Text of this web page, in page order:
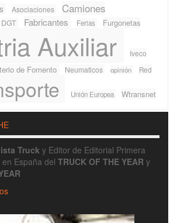
Asociaciones Camiones
DGT Fabricantes Ferias Furgonetas
Auxiliar
Iveco
de Fomento Neumaticos opinión Red
Unión Europea Wtransnet
Truck y Editor de Editorial Primera
España del TRUCK OF THE YEAR y